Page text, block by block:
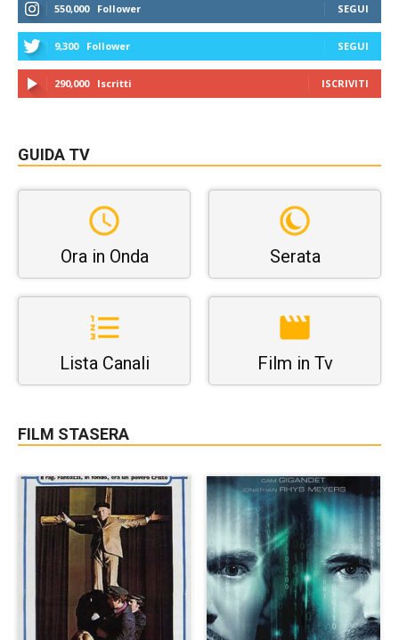
550,000 Follower SEGUI
9,300 Follower SEGUI
290,000 Iscritti ISCRIVITI
GUIDA TV
Ora in Onda Serata
Lista Canali Film in Tv
FILM STASERA